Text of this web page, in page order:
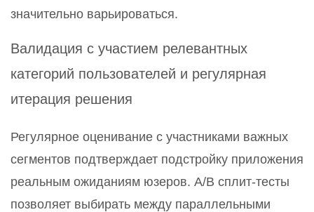
значительно варьироваться.
Валидация с участием релевантных
категорий пользователей и регулярная
итерация решения
Регулярное оценивание с участниками важных
сегментов подтверждает подстройку приложения
реальным ожиданиям юзеров. A/B сплит-тесты
позволяет выбирать между параллельными